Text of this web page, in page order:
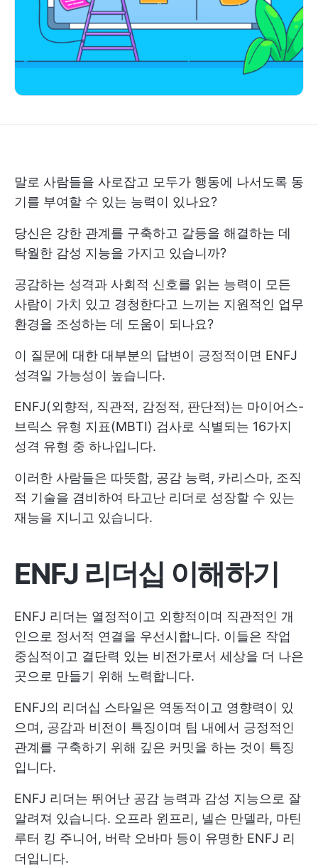
말로 사람들을 사로잡고 모두가 행동에 나서도록 동
기를 부여할 수 있는 능력이 있나요?
당신은 강한 관계를 구축하고 갈등을 해결하는 데
탁월한 감성 지능을 가지고 있습니까?
공감하는 성격과 사회적 신호를 읽는 능력이 모든
사람이 가치 있고 경청한다고 느끼는 지원적인 업무
환경을 조성하는 데 도움이 되나요?
이 질문에 대한 대부분의 답변이 긍정적이면 ENFJ
성격일 가능성이 높습니다.
ENFJ(외향적, 직관적, 감정적, 판단적)는 마이어스-
브릭스 유형 지표(MBTI) 검사로 식별되는 16가지
성격 유형 중 하나입니다.
이러한 사람들은 따뜻함, 공감 능력, 카리스마, 조직
적 기술을 겸비하여 타고난 리더로 성장할 수 있는
재능을 지니고 있습니다.
ENFJ 리더십 이해하기
ENFJ 리더는 열정적이고 외향적이며 직관적인 개
인으로 정서적 연결을 우선시합니다. 이들은 작업
중심적이고 결단력 있는 비전가로서 세상을 더 나은
곳으로 만들기 위해 노력합니다.
ENFJ의 리더십 스타일은 역동적이고 영향력이 있
으며, 공감과 비전이 특징이며 팀 내에서 긍정적인
관계를 구축하기 위해 깊은 커밋을 하는 것이 특징
입니다.
ENFJ 리더는 뛰어난 공감 능력과 감성 지능으로 잘
알려져 있습니다. 오프라 윈프리, 넬슨 만델라, 마틴
루터 킹 주니어, 버락 오바마 등이 유명한 ENFJ 리
더입니다.